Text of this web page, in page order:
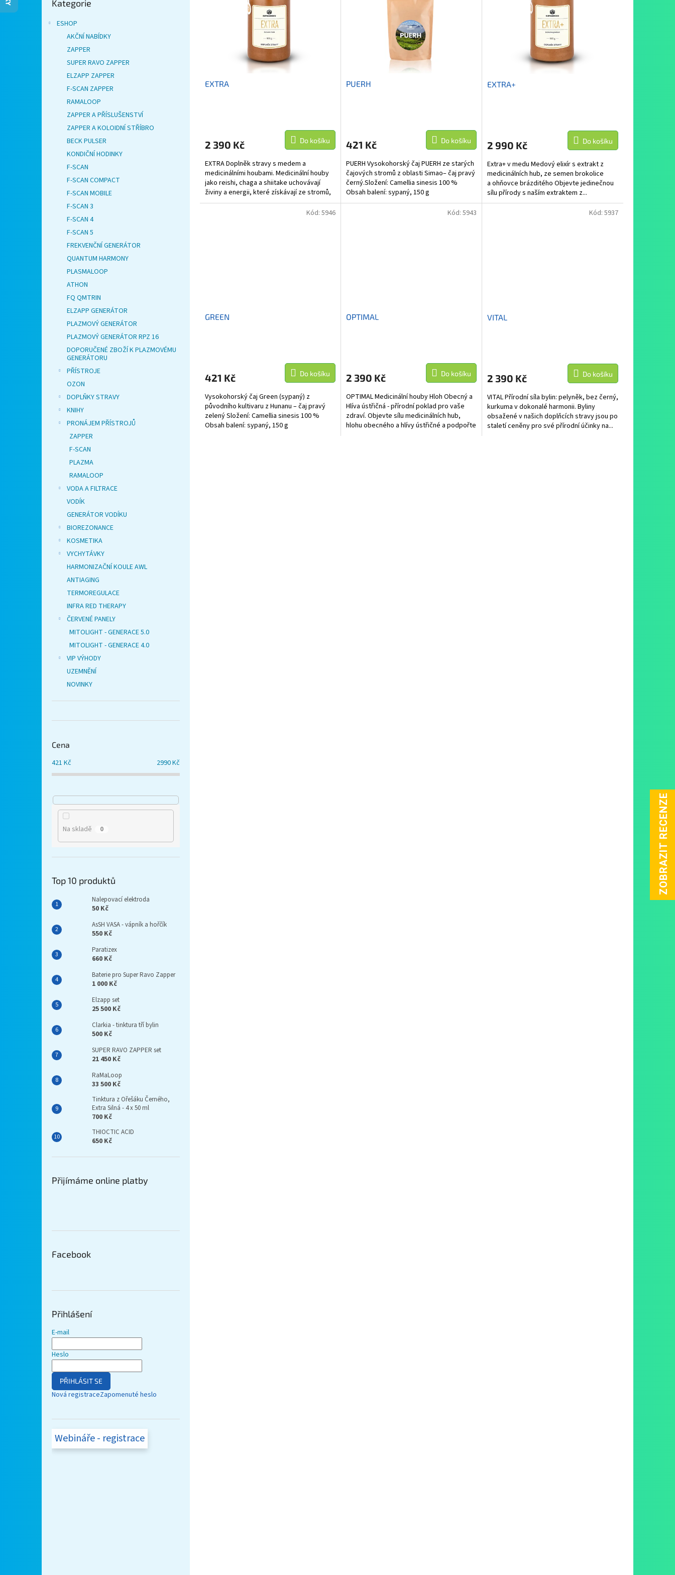
kategorie
Kategorie
ESHOP
AKČNÍ NABÍDKY
ZAPPER
SUPER RAVO ZAPPER
ELZAPP ZAPPER
F-SCAN ZAPPER
RAMALOOP
ZAPPER A PŘÍSLUŠENSTVÍ
ZAPPER A KOLOIDNÍ STŘÍBRO
BECK PULSER
KONDIČNÍ HODINKY
F-SCAN
F-SCAN COMPACT
F-SCAN MOBILE
F-SCAN 3
F-SCAN 4
F-SCAN 5
FREKVENČNÍ GENERÁTOR
QUANTUM HARMONY
PLASMALOOP
ATHON
FQ QMTRIN
ELZAPP GENERÁTOR
PLAZMOVÝ GENERÁTOR
PLAZMOVÝ GENERÁTOR RPZ 16
DOPORUČENÉ ZBOŽÍ K PLAZMOVÉMU
GENERÁTORU
PŘÍSTROJE
OZON
DOPLŇKY STRAVY
KNIHY
PRONÁJEM PŘÍSTROJŮ
ZAPPER
F-SCAN
PLAZMA
RAMALOOP
VODA A FILTRACE
VODÍK
GENERÁTOR VODÍKU
BIOREZONANCE
KOSMETIKA
VYCHYTÁVKY
HARMONIZAČNÍ KOULE AWL
ANTIAGING
TERMOREGULACE
INFRA RED THERAPY
ČERVENÉ PANELY
MITOLIGHT - GENERACE 5.0
MITOLIGHT - GENERACE 4.0
VIP VÝHODY
UZEMNĚNÍ
NOVINKY
Cena
421 Kč 2990Kč
Na skladě 0
Top 10 produktů
Nalepovací elektroda
50 Kč
AsSH VASA - vápník a hořčík
550 Kč
Paratizex
660 Kč
Baterie pro Super Ravo Zapper
1 000 Kč
Elzapp set
25 500 Kč
Clarkia - tinktura tří bylin
500 Kč
SUPER RAVO ZAPPER set
21 450 Kč
RaMaLoop
33 500 Kč
Tinktura z Ořešáku Černého,
Extra Silná - 4 x 50 ml
700 Kč
THIOCTIC ACID
650 Kč
Přijímáme online platby
Facebook
Přihlášení
E-mail
Heslo
PŘIHLÁSIT SE
Nová registraceZapomenuté heslo
Webináře - registrace
EXTRA
2 390 Kč Do košíku
EXTRA Doplněk stravy s medem a
medicinálními houbami. Medicinální houby
jako reishi, chaga a shiitake uchovávají
živiny a energii, které získávají ze stromů,
na kterých...
PUERH
421 Kč Do košíku
PUERH Vysokohorský čaj PUERH ze starých
čajových stromů z oblasti Simao– čaj pravý
černý.Složení: Camellia sinesis 100 %
Obsah balení: sypaný, 150 g
EXTRA+
2 990 Kč Do košíku
Extra+ v medu Medový elixír s extrakt z
medicinálních hub, ze semen brokolice
a ohňovce brázditého Objevte jedinečnou
sílu přírody s naším extraktem z...
GREEN
421 Kč Do košíku
Vysokohorský čaj Green (sypaný) z
původního kultivaru z Hunanu – čaj pravý
zelený Složení: Camellia sinesis 100 %
Obsah balení: sypaný, 150 g
Kód: 5946
OPTIMAL
2 390 Kč Do košíku
OPTIMAL Medicinální houby Hloh Obecný a
Hlíva ústřičná - přírodní poklad pro vaše
zdraví. Objevte sílu medicinálních hub,
hlohu obecného a hlívy ústřičné a podpořte
Kód: 5943
VITAL
2 390 Kč Do košíku
VITAL Přírodní síla bylin: pelyněk, bez černý,
kurkuma v dokonalé harmonii. Byliny
obsažené v našich doplňcích stravy jsou po
staletí ceněny pro své přírodní účinky na...
Kód: 5937